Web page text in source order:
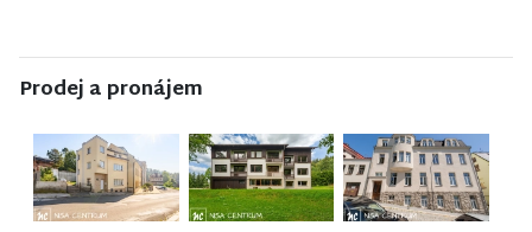
Prodej a pronájem